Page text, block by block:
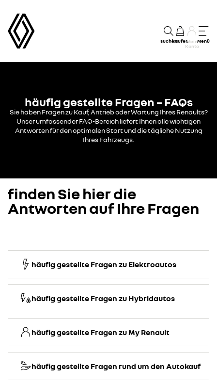
suchenkaufenMein
Konto
Menü
häufig gestellte Fragen – FAQs
Sie haben Fragen zu Kauf, Antrieb oder Wartung Ihres Renaults?
Unser umfassender FAQ-Bereich liefert Ihnen alle wichtigen
Antworten für den optimalen Start und die tägliche Nutzung
Ihres Fahrzeugs.
finden Sie hier die
Antworten auf Ihre Fragen
häufig gestellte Fragen zu Elektroautos
häufig gestellte Fragen zu Hybridautos
häufig gestellte Fragen zu My Renault
häufig gestellte Fragen rund um den Autokauf